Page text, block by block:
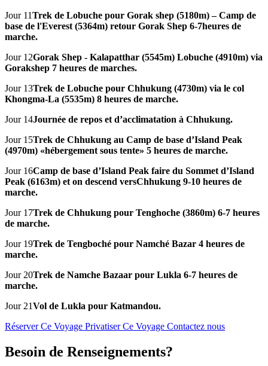
Jour 11Trek de Lobuche pour Gorak shep (5180m) – Camp de
base de l'Everest (5364m) retour Gorak Shep 6-7heures de
marche.
Jour 12Gorak Shep - Kalapatthar (5545m) Lobuche (4910m) via
Gorakshep 7 heures de marches.
Jour 13Trek de Lobuche pour Chhukung (4730m) via le col
Khongma-La (5535m) 8 heures de marche.
Jour 14Journée de repos et d’acclimatation à Chhukung.
Jour 15Trek de Chhukung au Camp de base d’Island Peak
(4970m) «hébergement sous tente» 5 heures de marche.
Jour 16Camp de base d’Island Peak faire du Sommet d’Island
Peak (6163m) et on descend versChhukung 9-10 heures de
marche.
Jour 17Trek de Chhukung pour Tenghoche (3860m) 6-7 heures
de marche.
Jour 19Trek de Tengboché pour Namché Bazar 4 heures de
marche.
Jour 20Trek de Namche Bazaar pour Lukla 6-7 heures de
marche.
Jour 21Vol de Lukla pour Katmandou.
Réserver Ce Voyage Privatiser Ce Voyage Contactez nous
Besoin de Renseignements?